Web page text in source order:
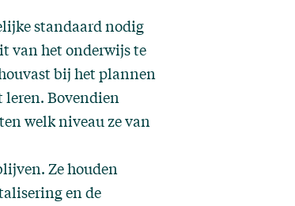
standaard nodig
van het onderwijs te
bij het plannen
leren. Bovendien
welk niveau ze van
Ze houden
en de